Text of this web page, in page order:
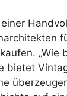
„Wie
bietet